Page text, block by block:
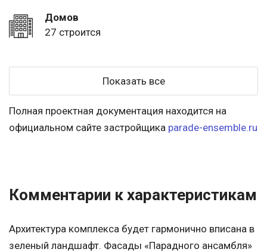
Домов
27 строится
Показать все
Полная проектная документация находится на
официальном сайте застройщика parade-ensemble.ru
Комментарии к характеристикам
Архитектура комплекса будет гармонично вписана в
зеленый ландшафт. Фасады «Парадного ансамбля»